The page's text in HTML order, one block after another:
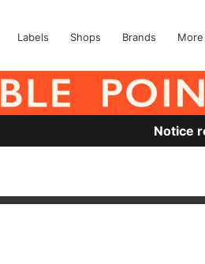
Labels Shops Brands More
Notice